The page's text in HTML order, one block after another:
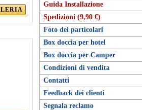
Guida Installazione
Spedizioni (9,90 €)
Foto dei particolari
Box doccia per hotel
Box doccia per Camper
Condizioni di vendita
Contatti
Feedback dei clienti
Segnala reclamo